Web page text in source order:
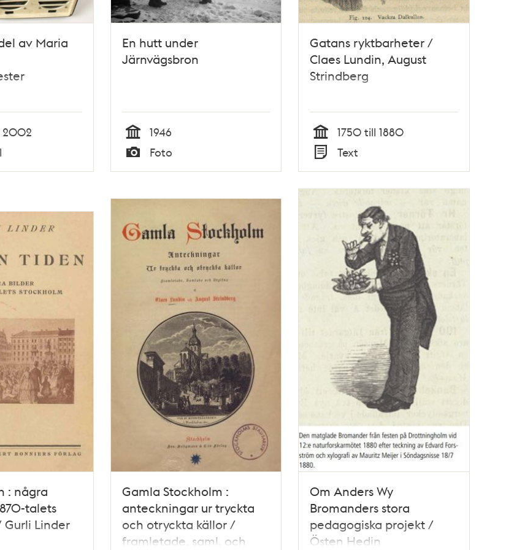
av Maria
2002
En hutt under
Järnvägsbron
Tid
1946
Typ
Foto
Gatans ryktbarheter /
Claes Lundin, August
Strindberg
Tid
1750 till 1880
Typ
Text
: några
talets
Linder
Gamla Stockholm :
anteckningar ur tryckta
och otryckta källor /
framletade, saml. och
Om Anders Wy
Bromanders stora
pedagogiska projekt /
Östen Hedin